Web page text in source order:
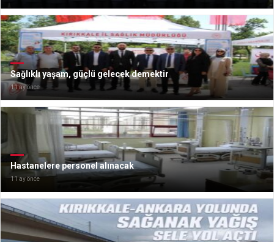
Sağlıklı yaşam, güçlü gelecek demektir
11 ay önce
Hastanelere personel alınacak
11 ay önce